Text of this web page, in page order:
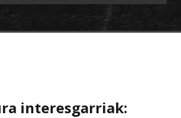
interesgarriak: